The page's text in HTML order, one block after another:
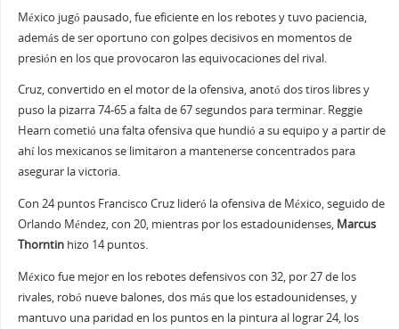
México jugó pausado, fue eficiente en los rebotes y tuvo paciencia,
además de ser oportuno con golpes decisivos en momentos de
presión en los que provocaron las equivocaciones del rival.
Cruz, convertido en el motor de la ofensiva, anotó dos tiros libres y
puso la pizarra 74-65 a falta de 67 segundos para terminar. Reggie
Hearn cometió una falta ofensiva que hundió a su equipo y a partir de
ahí los mexicanos se limitaron a mantenerse concentrados para
asegurar la victoria.
Con 24 puntos Francisco Cruz lideró la ofensiva de México, seguido de
Orlando Méndez, con 20, mientras por los estadounidenses, Marcus
Thorntinhizo 14 puntos.
México fue mejor en los rebotes defensivos con 32, por 27 de los
rivales, robó nueve balones, dos más que los estadounidenses, y
mantuvo una paridad en los puntos en la pintura al lograr 24, los